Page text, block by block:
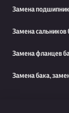
Замена
Замена сальников
Замена фланцев
Замена бака,